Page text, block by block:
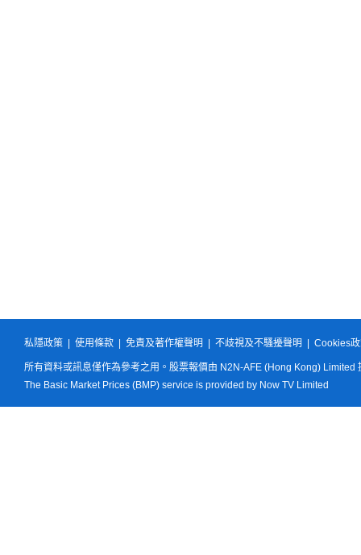
私隱政策 使用條款 免責及著作權聲明 不歧視及不騷擾聲明 Cookies
所有資料或訊息僅作為參考之用。股票報價由 N2N-AFE (Hong Kong) Limited
The Basic Market Prices (BMP) service is provided by Now TV Limited